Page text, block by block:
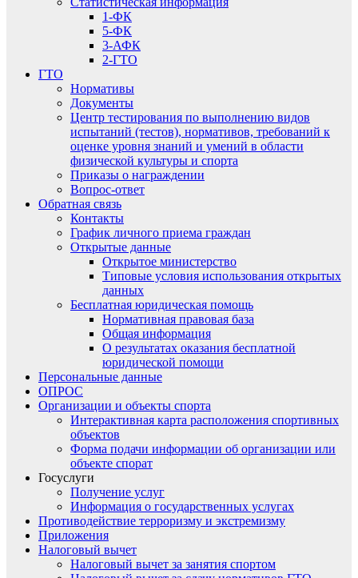
1-ФК
5-ФК
3-АФК
2-ГТО
ГТО
Нормативы
Документы
Центр тестирования по выполнению видов
испытаний (тестов), нормативов, требований к
оценке уровня знаний и умений в области
физической культуры и спорта
Приказы о награждении
Вопрос-ответ
Обратная связь
Контакты
График личного приема граждан
Открытые данные
Открытое министерство
Типовые условия использования открытых
данных
Бесплатная юридическая помощь
Нормативная правовая база
Общая информация
О результатах оказания бесплатной
юридической помощи
Персональные данные
ОПРОС
Организации и объекты спорта
Интерактивная карта расположения спортивных
объектов
Форма подачи информации об организации или
объекте спорат
Госуслуги
Получение услуг
Информация о государственных услугах
Противодействие терроризму и экстремизму
Приложения
Налоговый вычет
Налоговый вычет за занятия спортом